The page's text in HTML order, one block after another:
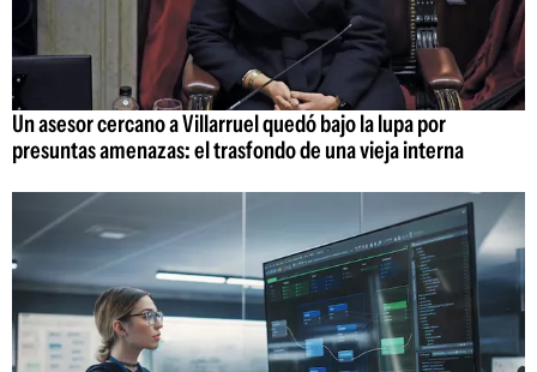
Un asesor cercano a Villarruel quedó bajo la lupa por
presuntas amenazas: el trasfondo de una vieja interna